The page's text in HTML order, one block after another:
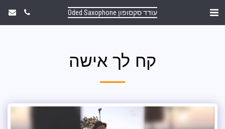
עודד סקסופון Oded Saxophone
קח לך אישה